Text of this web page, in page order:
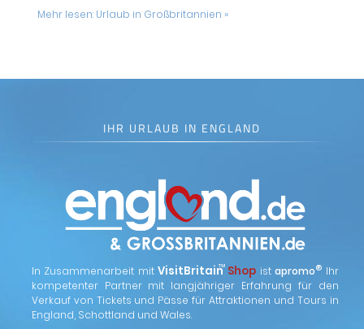
Mehr lesen: Urlaub in Großbritannien »
IHR URLAUB IN ENGLAND
In Zusammenarbeit mitVisitBritain
™ Shop istapromo® Ihr
kompetenter Partner mit langjähriger Erfahrung für den
Verkauf von Tickets und Pässe für Attraktionen und Tours in
England, Schottland und Wales.